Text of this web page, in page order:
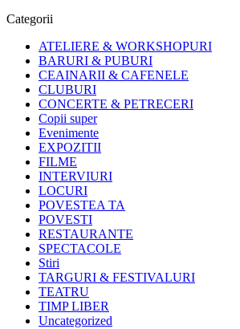
Categorii
ATELIERE & WORKSHOPURI
BARURI & PUBURI
CEAINARII & CAFENELE
CLUBURI
CONCERTE & PETRECERI
Copii super
Evenimente
EXPOZITII
FILME
INTERVIURI
LOCURI
POVESTEA TA
POVESTI
RESTAURANTE
SPECTACOLE
Stiri
TARGURI & FESTIVALURI
TEATRU
TIMP LIBER
Uncategorized